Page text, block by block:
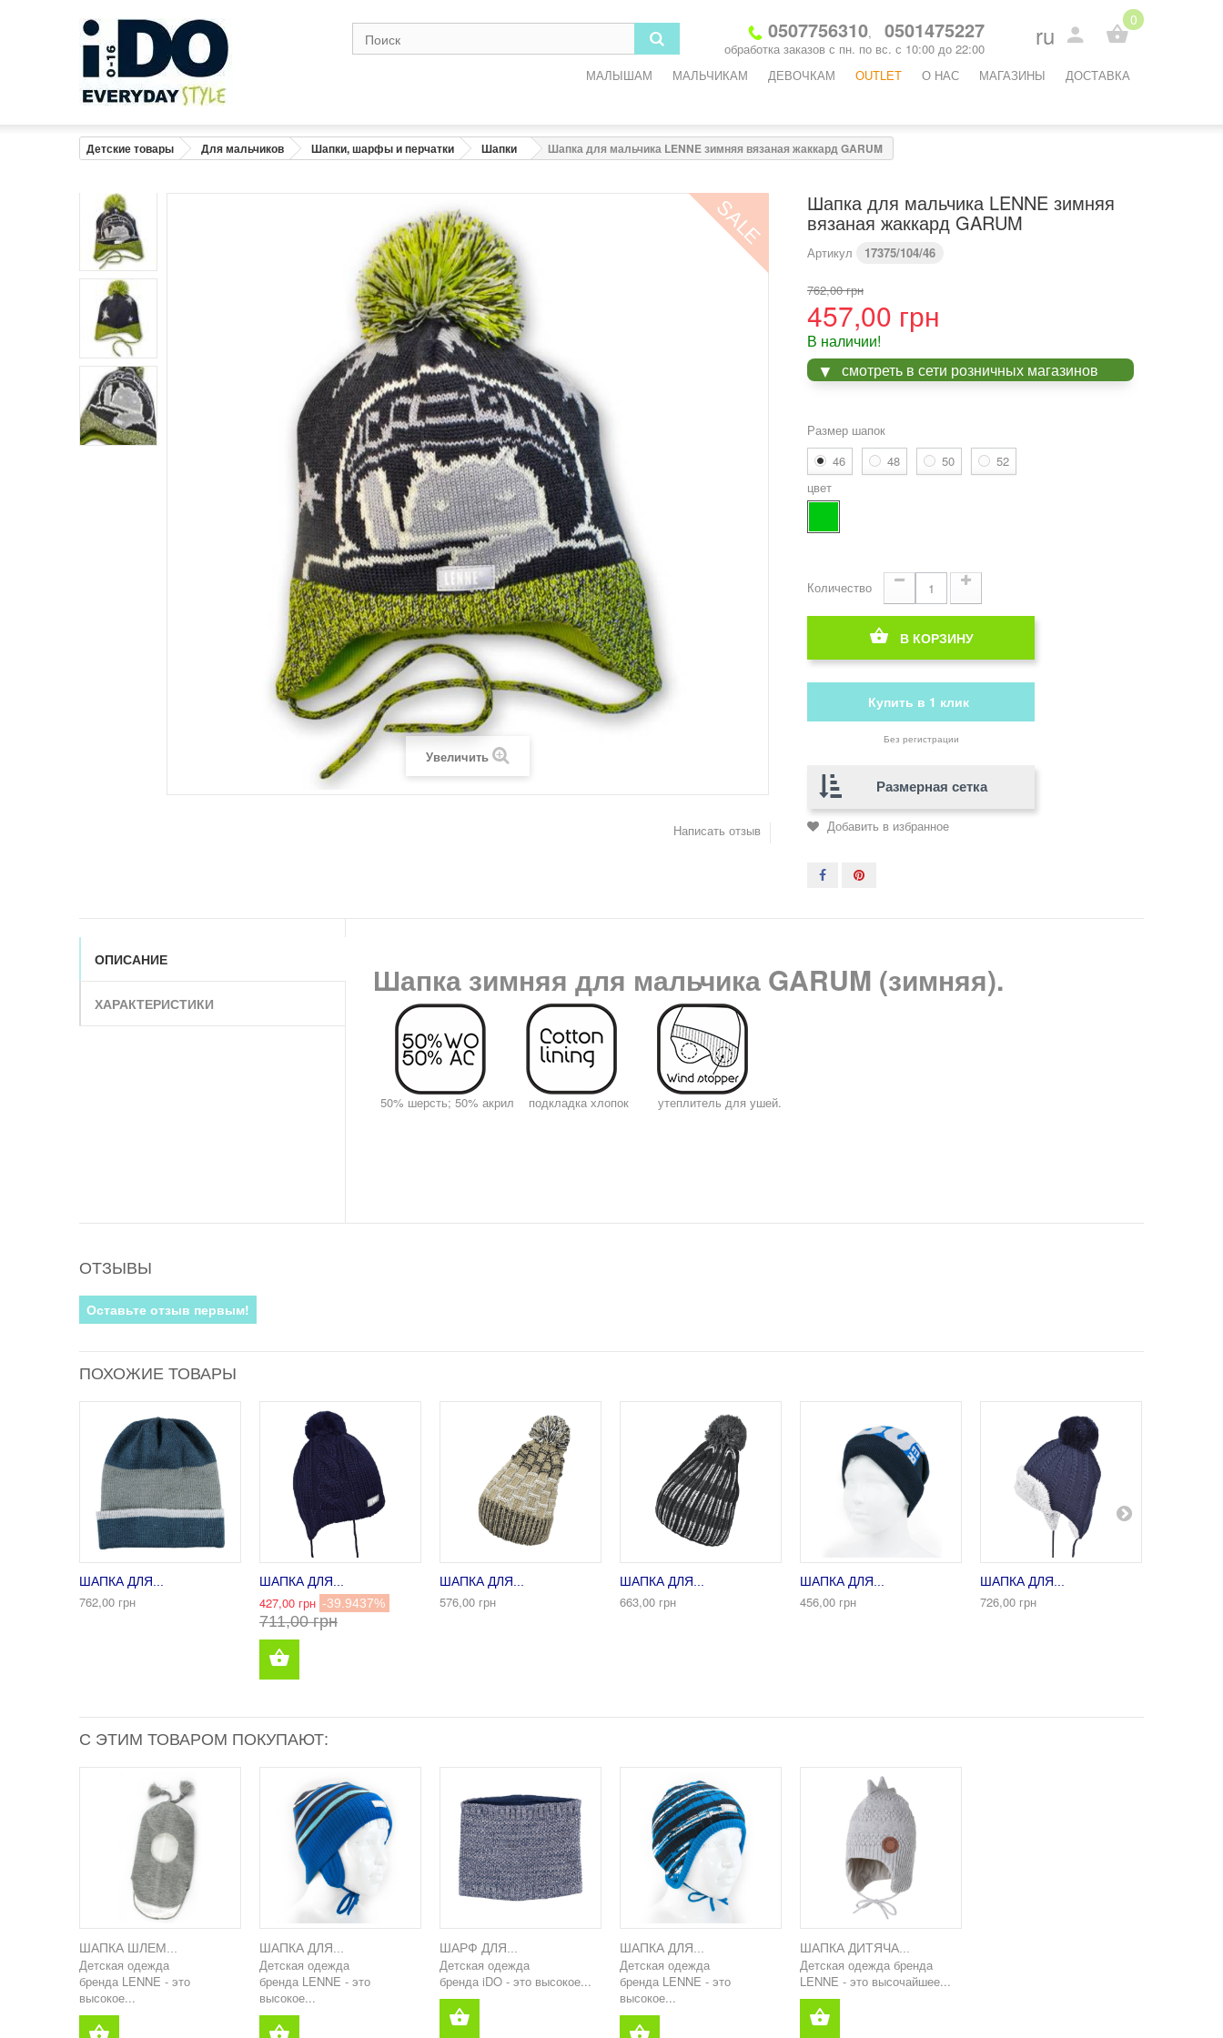
0507756310, 0501475227
обработка заказов с пн. по вс. с 10:00 до 22:00
0
ru
МАЛЫШАМ МАЛЬЧИКАМ ДЕВОЧКАМ OUTLET O НАС МАГАЗИНЫ ДОСТАВКА
Детские товары Для мальчиков Шапки, шарфы и перчатки Шапки Шапка для мальчика LENNE зимняя вязаная жаккард GARUM
SALE
Увеличить
Написать отзыв
Шапка для мальчика LENNE зимняя
вязаная жаккард GARUM
Артикул 17375/104/46
762,00 грн
457,00 грн
В наличии!
смотреть в сети розничных магазинов
Размер шапок
46
48 50
52
цвет
Количество
В КОРЗИНУ
Купить в 1 клик
Без регистрации
Размерная сетка
Добавить в избранное
ОПИСАНИЕ
ХАРАКТЕРИСТИКИ
Шапка зимняя для мальчика GARUM (зимняя).
50% шерсть; 50% акрил подкладка хлопок утеплитель для ушей.
ОТЗЫВЫ
Оставьте отзыв первым!
ПОХОЖИЕ ТОВАРЫ
ШАПКА ДЛЯ...
762,00 грн
ШАПКА ДЛЯ...
427,00 грн -39.9437%
711,00 грн
ШАПКА ДЛЯ...
576,00 грн
ШАПКА ДЛЯ...
663,00 грн
ШАПКА ДЛЯ...
456,00 грн
ШАПКА ДЛЯ...
726,00 грн
С ЭТИМ ТОВАРОМ ПОКУПАЮТ:
ШАПКА ШЛЕМ...
Детская одежда
бренда LENNE - это
высокое...
ШАПКА ДЛЯ...
Детская одежда
бренда LENNE - это
высокое...
ШАРФ ДЛЯ...
Детская одежда
бренда iDO - это высокое...
ШАПКА ДЛЯ...
Детская одежда
бренда LENNE - это
высокое...
ШАПКА ДИТЯЧА...
Детская одежда бренда
LENNE - это высочайшее...